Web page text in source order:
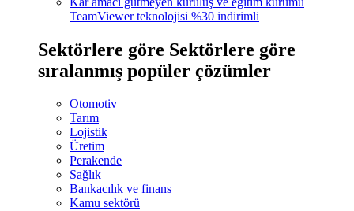
TeamViewer teknolojisi %30 indirimli
Sektörlere göre Sektörlere göre
sıralanmış popüler çözümler
Otomotiv
Tarım
Lojistik
Üretim
Perakende
Sağlık
Bankacılık ve finans
Kamu sektörü